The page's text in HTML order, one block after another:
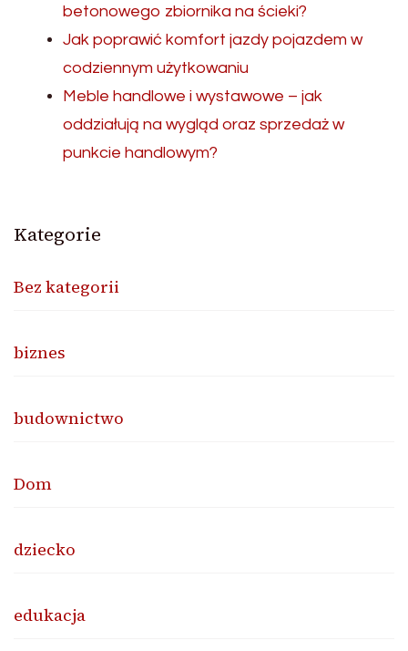
betonowego zbiornika na ścieki?
Jak poprawić komfort jazdy pojazdem w
codziennym użytkowaniu
Meble handlowe i wystawowe – jak
oddziałują na wygląd oraz sprzedaż w
punkcie handlowym?
Kategorie
Bez kategorii
biznes
budownictwo
Dom
dziecko
edukacja